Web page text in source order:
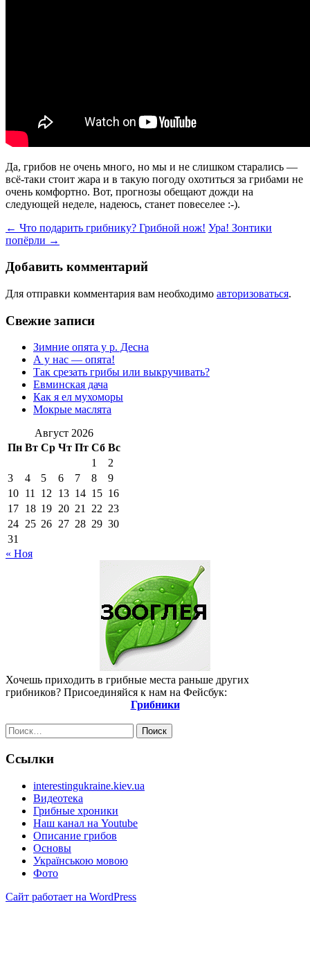
Да, грибов не очень много, но мы и не слишком старались —
всё-таки стоит жара и в такую погоду охотиться за грибами не
очень комфортно. Вот, прогнозы обещают дожди на
следующей неделе, надеюсь, станет повеселее :-).
Навигация
по
записям
← Что подарить грибнику? Грибной нож! Ура! Зонтики
попёрли →
Добавить комментарий
Для отправки комментария вам необходимо авторизоваться.
Свежие записи
Зимние опята у р. Десна
А у нас — опята!
Так срезать грибы или выкручивать?
Евминская дача
Как я ел мухоморы
Мокрые маслята
Август 2026
Пн Вт Ср Чт Пт Сб Вс
1
2
3
4 5 6 7 8
9
10 11 12 13 14 15 16
17 18 19 20 21 22 23
24 25 26 27 28 29 30
31
« Ноя
Хочешь приходить в грибные места раньше других
грибников? Присоединяйся к нам на Фейсбук:
Грибники
Найти:
Ссылки
interestingukraine.kiev.ua
Видеотека
Грибные хроники
Наш канал на Youtube
Описание грибов
Основы
Українською мовою
Фото
Сайт работает на WordPress